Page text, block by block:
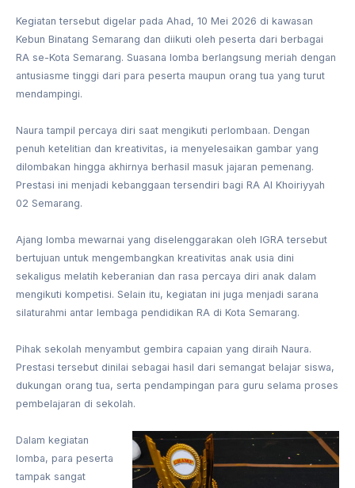
Kegiatan tersebut digelar pada Ahad, 10 Mei 2026 di kawasan
Kebun Binatang Semarang dan diikuti oleh peserta dari berbagai
RA se-Kota Semarang. Suasana lomba berlangsung meriah dengan
antusiasme tinggi dari para peserta maupun orang tua yang turut
mendampingi.
Naura tampil percaya diri saat mengikuti perlombaan. Dengan
penuh ketelitian dan kreativitas, ia menyelesaikan gambar yang
dilombakan hingga akhirnya berhasil masuk jajaran pemenang.
Prestasi ini menjadi kebanggaan tersendiri bagi RA Al Khoiriyyah
02 Semarang.
Ajang lomba mewarnai yang diselenggarakan oleh IGRA tersebut
bertujuan untuk mengembangkan kreativitas anak usia dini
sekaligus melatih keberanian dan rasa percaya diri anak dalam
mengikuti kompetisi. Selain itu, kegiatan ini juga menjadi sarana
silaturahmi antar lembaga pendidikan RA di Kota Semarang.
Pihak sekolah menyambut gembira capaian yang diraih Naura.
Prestasi tersebut dinilai sebagai hasil dari semangat belajar siswa,
dukungan orang tua, serta pendampingan para guru selama proses
pembelajaran di sekolah.
Dalam kegiatan
lomba, para peserta
tampak sangat